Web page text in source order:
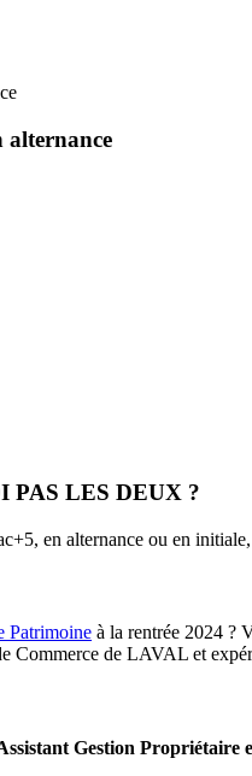
alternance
PAS LES DEUX ?
en alternance ou en
Patrimoine à la rentrée 2024 ?
Commerce de LAVAL et
Gestion Propriétaire